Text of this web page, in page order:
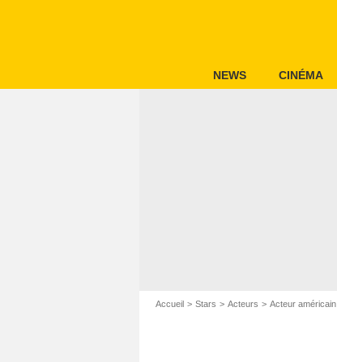
NEWS CINÉMA
Accueil Stars Acteurs Acteur américain